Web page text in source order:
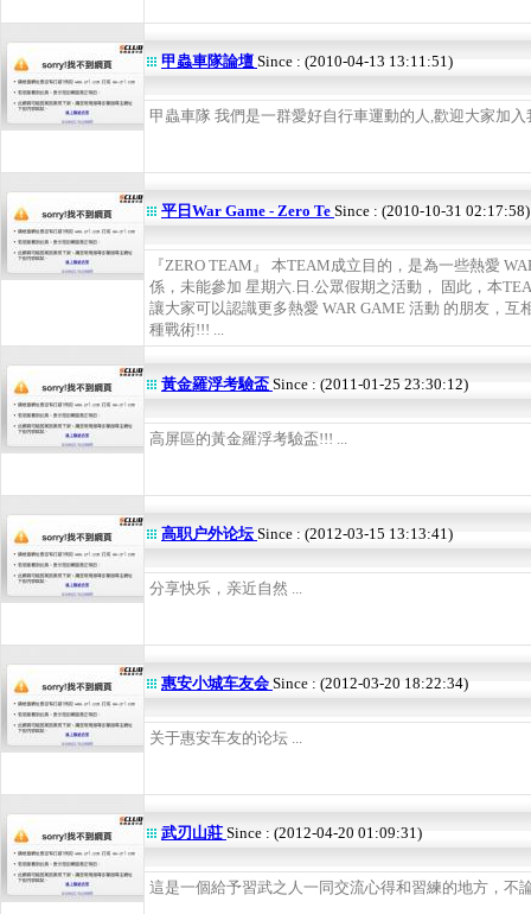
甲蟲車隊論壇 Since : (2010-04-13 13:11:51)
甲蟲車隊 我們是一群愛好自行車運動的人,歡迎大家加
平日War Game - Zero Te Since : (2010-10-31 02:17:58)
『ZERO TEAM』 本TEAM成立目的，是為一些熱愛
係，未能參加 星期六.日.公眾假期之活動， 固此，本
讓大家可以認識更多熱愛 WAR GAME 活動 的朋友，
種戰術!!! ...
黃金羅浮考驗盃 Since : (2011-01-25 23:30:12)
高屏區的黃金羅浮考驗盃!!! ...
高职户外论坛Since : (2012-03-15 13:13:41)
分享快乐，亲近自然 ...
惠安小城车友会 Since : (2012-03-20 18:22:34)
关于惠安车友的论坛 ...
武刃山莊 Since : (2012-04-20 01:09:31)
這是一個給予習武之人一同交流心得和習練的地方，不